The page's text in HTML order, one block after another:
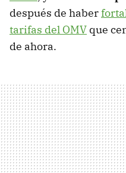
después de haber
tarifas del OMV que
de ahora.